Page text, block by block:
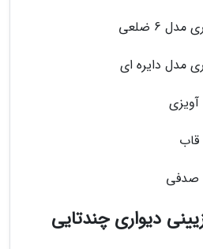
6 ضلعی
مدل دایره ای
صدفی
دیواری چندتایی